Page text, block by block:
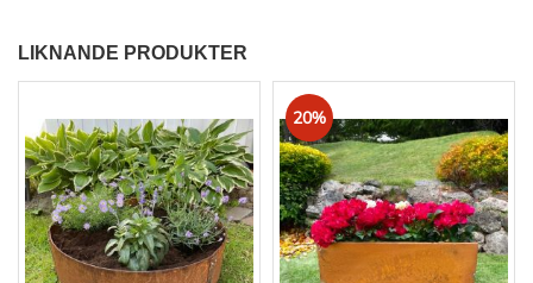
LIKNANDE PRODUKTER
20%